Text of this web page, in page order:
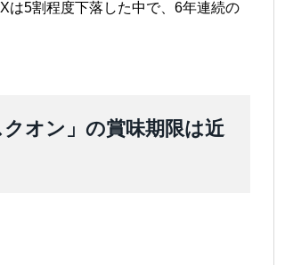
は5割程度下落した中で、6年連続の
オン」の賞味期限は近